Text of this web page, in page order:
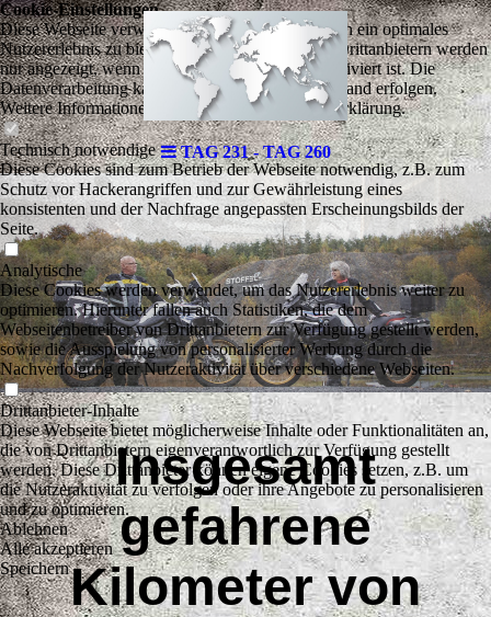
TAG 231 - TAG 260
Insgesamt
gefahrene
Kilometer von
Cookie-Einstellungen
Diese Webseite verwendet Cookies, um Besuchern ein optimales
Nutzererlebnis zu bieten. Bestimmte Inhalte von Drittanbietern werden
nur angezeigt, wenn die entsprechende Option aktiviert ist. Die
Datenverarbeitung kann dann auch in einem Drittland erfolgen.
Weitere Informationen hierzu in der Datenschutzerklärung.
Technisch notwendige
Diese Cookies sind zum Betrieb der Webseite notwendig, z.B. zum
Schutz vor Hackerangriffen und zur Gewährleistung eines
konsistenten und der Nachfrage angepassten Erscheinungsbilds der
Seite.
Analytische
Diese Cookies werden verwendet, um das Nutzererlebnis weiter zu
optimieren. Hierunter fallen auch Statistiken, die dem
Webseitenbetreiber von Drittanbietern zur Verfügung gestellt werden,
sowie die Ausspielung von personalisierter Werbung durch die
Nachverfolgung der Nutzeraktivität über verschiedene Webseiten.
Drittanbieter-Inhalte
Diese Webseite bietet möglicherweise Inhalte oder Funktionalitäten an,
die von Drittanbietern eigenverantwortlich zur Verfügung gestellt
werden. Diese Drittanbieter können eigene Cookies setzen, z.B. um
die Nutzeraktivität zu verfolgen oder ihre Angebote zu personalisieren
und zu optimieren.
Ablehnen
Alle akzeptieren
Speichern